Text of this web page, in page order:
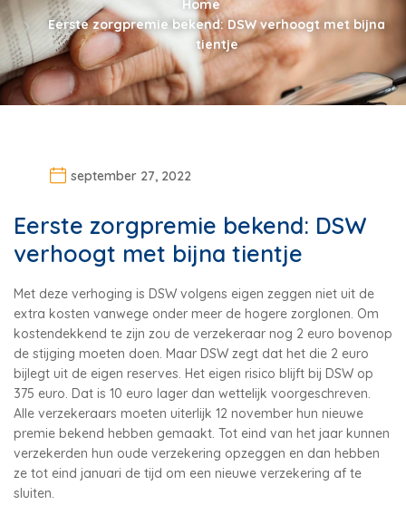
Home
Eerste zorgpremie bekend: DSW verhoogt met bijna
tientje
september 27, 2022
Eerste zorgpremie bekend: DSW
verhoogt met bijna tientje
Met deze verhoging is DSW volgens eigen zeggen niet uit de
extra kosten vanwege onder meer de hogere zorglonen. Om
kostendekkend te zijn zou de verzekeraar nog 2 euro bovenop
de stijging moeten doen. Maar DSW zegt dat het die 2 euro
bijlegt uit de eigen reserves. Het eigen risico blijft bij DSW op
375 euro. Dat is 10 euro lager dan wettelijk voorgeschreven.
Alle verzekeraars moeten uiterlijk 12 november hun nieuwe
premie bekend hebben gemaakt. Tot eind van het jaar kunnen
verzekerden hun oude verzekering opzeggen en dan hebben
ze tot eind januari de tijd om een nieuwe verzekering af te
sluiten.